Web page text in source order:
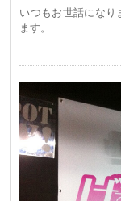
いつもお世話になり
ます。